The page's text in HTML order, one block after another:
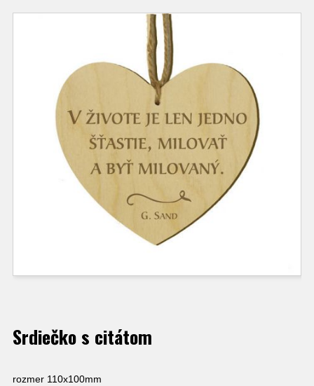
Srdiečko s citátom
rozmer 110x100mm